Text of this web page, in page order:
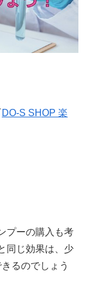
DO-S SHOP 楽
プーの購入も考
同じ効果は、少
るのでしょう